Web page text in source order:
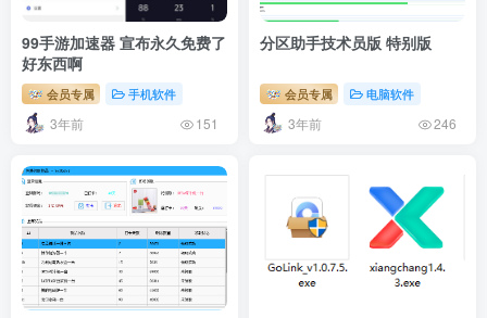
99手游加速器 宣布永久免费了
好东西啊
会员专属 手机软件
3年前 151
分区助手技术员版 特别版
会员专属 电脑软件
3年前 246